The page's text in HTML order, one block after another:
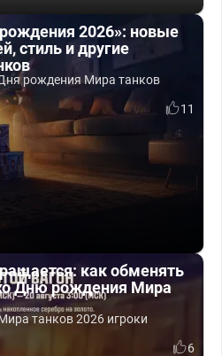
2026»: новые
стиль и другие
рождения Мира танков
11
как обменять
Дню рождения Мира
танков 2026 игроки
6